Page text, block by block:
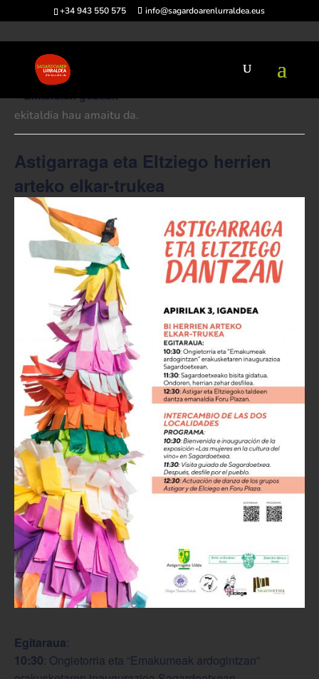
+34 943 550 575 info@sagardoarenlurraldea.eus
« Ekitaldiak guztiak
ekitaldia hau amaitu da.
Astigarraga eta Eltziego herrien
arteko elkar-trukea
Egitaraua:
10:30: Ongietorria eta “Emakumeak ardogintzan”